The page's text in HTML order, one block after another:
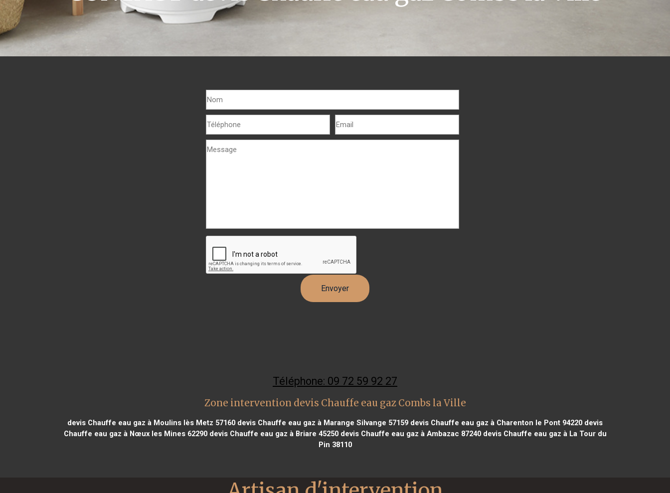
Téléphone: 09 72 59 92 27
Zone intervention devis Chauffe eau gaz Combs la Ville
devis Chauffe eau gaz à Moulins lès Metz 57160 devis Chauffe eau gaz à Marange Silvange 57159 devis Chauffe eau gaz à Charenton le Pont 94220 devis
Chauffe eau gaz à Nœux les Mines 62290devis Chauffe eau gaz à Briare 45250devis Chauffe eau gaz à Ambazac 87240devis Chauffe eau gaz à La Tour du
Pin 38110